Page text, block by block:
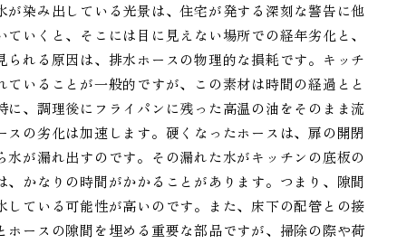
染み出している光景は、住宅が発する深刻な警告に他
いくと、そこには目に見えない場所での経年劣化と、
れる原因は、排水ホースの物理的な損耗です。キッチ
いることが一般的ですが、この素材は時間の経過とと
、調理後にフライパンに残った高温の油をそのまま流
の劣化は加速します。硬くなったホースは、扉の開閉
が漏れ出すのです。その漏れた水がキッチンの底板の
かなりの時間がかかることがあります。つまり、隙間
ている可能性が高いのです。また、床下の配管との接
ースの隙間を埋める重要な部品ですが、掃除の際や荷